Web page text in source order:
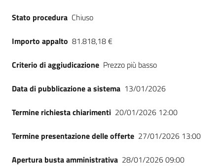
Stato procedura Chiuso
Importo appalto 81.818,18 €
Criterio di aggiudicazione Prezzo più basso
Data di pubblicazione a sistema 13/01/2026
Termine richiesta chiarimenti 20/01/2026 12:00
Termine presentazione delle offerte 27/01/2026 13:00
Apertura busta amministrativa 28/01/2026 09:00